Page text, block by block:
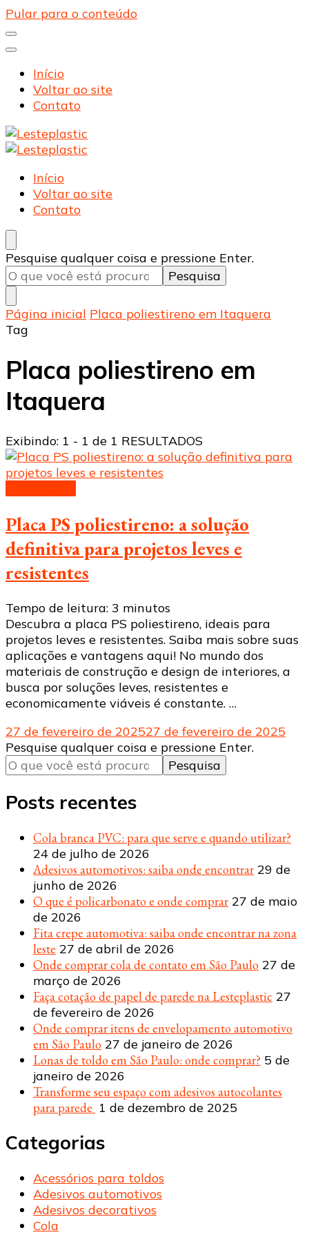
Pular para o conteúdo
Início
Voltar ao site
Contato
Lesteplastic
Blog – Lesteplastic
Lesteplastic
Blog – Lesteplastic
Início
Voltar ao site
Contato
Procurando
algo?
Pesquise qualquer coisa e pressione Enter.
Página inicial Placa poliestireno em Itaquera
Tag
Placa poliestireno em
Itaquera
Exibindo: 1 - 1 de 1 RESULTADOS
Placa PS poliestireno: a solução
definitiva para projetos leves e
resistentes
Tempo de leitura: 3 minutos
Descubra a placa PS poliestireno, ideais para
projetos leves e resistentes. Saiba mais sobre suas
aplicações e vantagens aqui! No mundo dos
materiais de construção e design de interiores, a
busca por soluções leves, resistentes e
economicamente viáveis ​​é constante. …
27 de fevereiro de 202527 de fevereiro de 2025
Procurando
algo?
Pesquise qualquer coisa e pressione Enter.
Posts recentes
Cola branca PVC: para que serve e quando utilizar?
24 de julho de 2026
Adesivos automotivos: saiba onde encontrar 29 de
junho de 2026
O que é policarbonato e onde comprar 27 de maio
de 2026
Fita crepe automotiva: saiba onde encontrar na zona
leste 27 de abril de 2026
Onde comprar cola de contato em São Paulo 27 de
março de 2026
Faça cotação de papel de parede na Lesteplastic 27
de fevereiro de 2026
Onde comprar itens de envelopamento automotivo
em São Paulo 27 de janeiro de 2026
Lonas de toldo em São Paulo: onde comprar? 5 de
janeiro de 2026
Transforme seu espaço com adesivos autocolantes
para parede 1 de dezembro de 2025
Categorias
Acessórios para toldos
Adesivos automotivos
Adesivos decorativos
Cola